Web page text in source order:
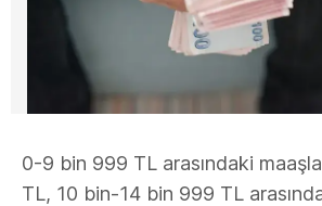
0-9 bin 999 TL arasındaki
TL, 10 bin-14 bin 999 TL